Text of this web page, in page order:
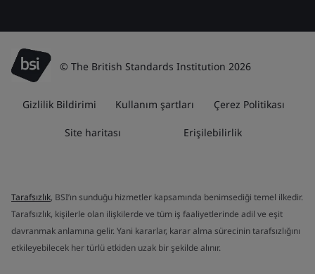
© The British Standards Institution 2026
Gizlilik Bildirimi Kullanım şartları Çerez Politikası
Site haritası Erişilebilirlik
Tarafsızlık, BSI’ın sunduğu hizmetler kapsamında benimsediği temel ilkedir.
Tarafsızlık, kişilerle olan ilişkilerde ve tüm iş faaliyetlerinde adil ve eşit
davranmak anlamına gelir. Yani kararlar, karar alma sürecinin tarafsızlığını
etkileyebilecek her türlü etkiden uzak bir şekilde alınır.